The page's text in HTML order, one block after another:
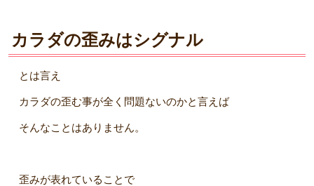
カラダの歪みはシグナル
とは言え
カラダの歪む事が全く問題ないのかと言えば
そんなことはありません。
歪みが表れていることで